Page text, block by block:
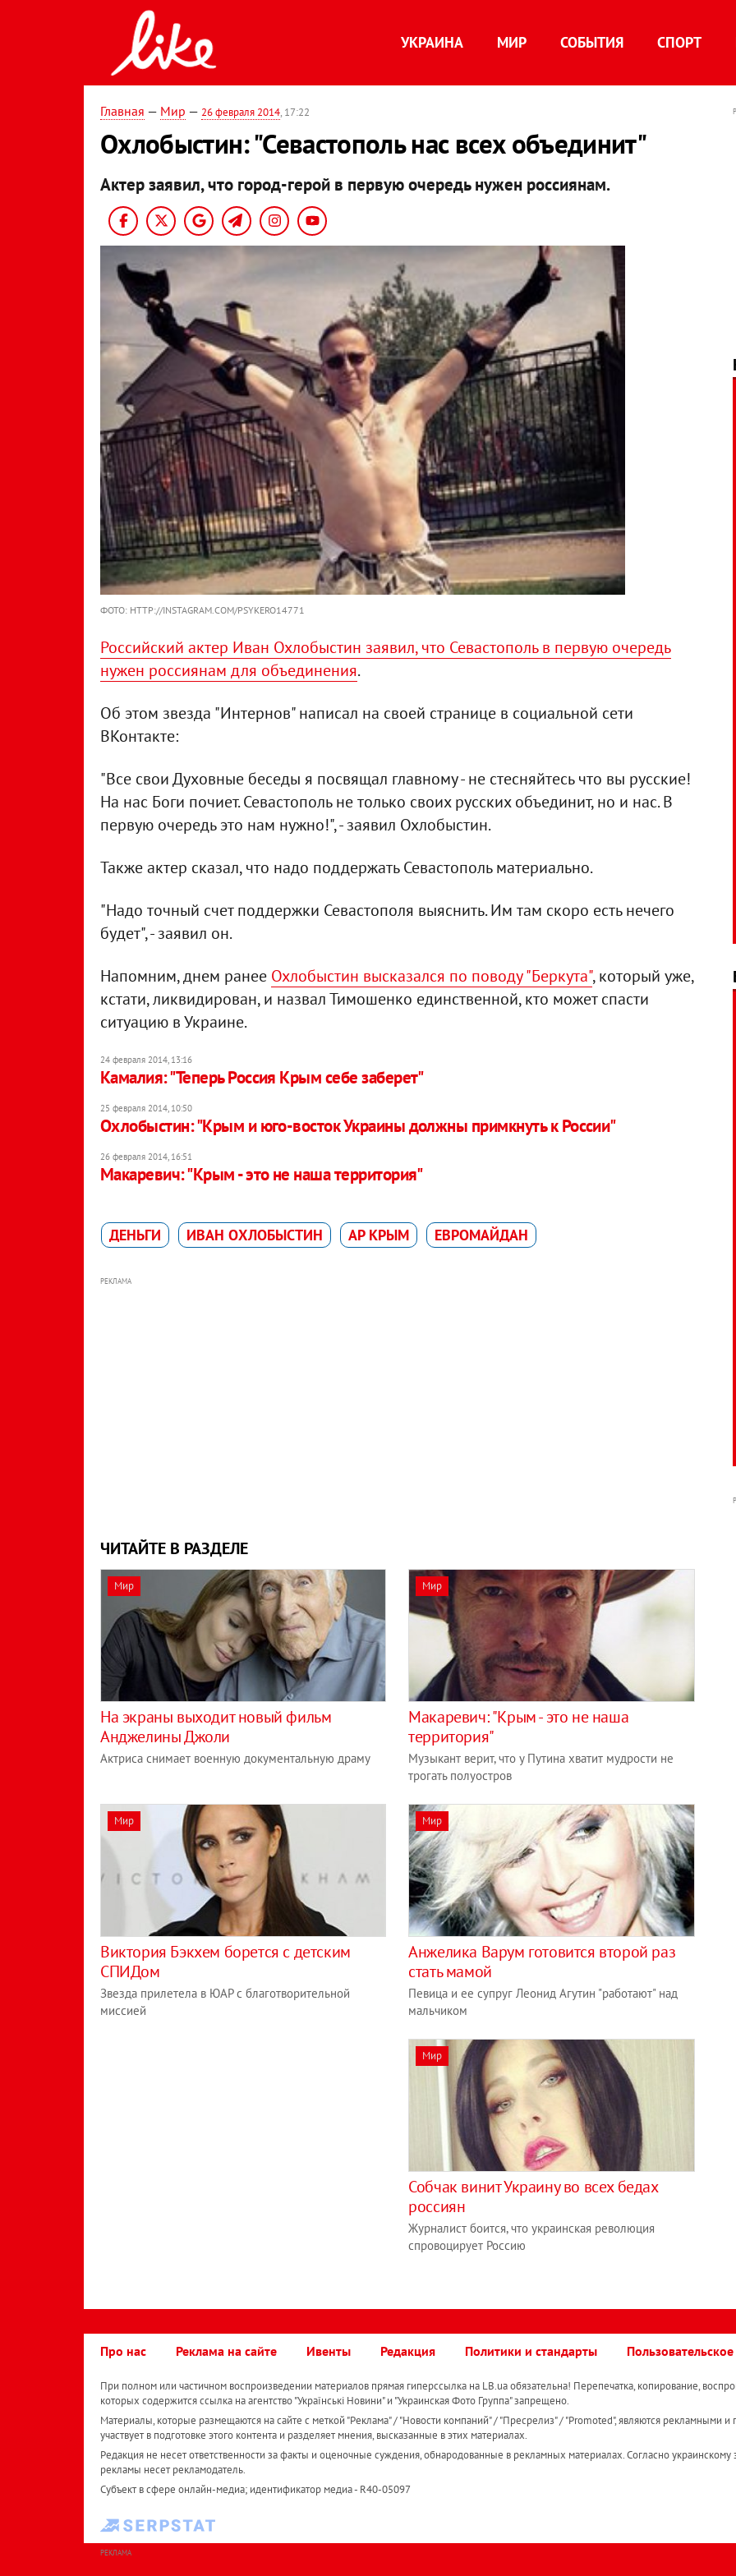
УКРАИНА МИР СОБЫТИЯ СПОРТ
Главная — Мир — 26 февраля 2014, 17:22
Охлобыстин: "Севастополь нас всех объединит"
Актер заявил, что город-герой в первую очередь нужен россиянам.
ФОТО: HTTP://INSTAGRAM.COM/PSYKERO14771
Российский актер Иван Охлобыстин заявил, что Севастополь в первую очередь
нужен россиянам для объединения.
Об этом звезда "Интернов" написал на своей странице в социальной сети
ВКонтакте:
"Все свои Духовные беседы я посвящал главному - не стесняйтесь что вы русские!
На нас Боги почиет. Севастополь не только своих русских объединит, но и нас. В
первую очередь это нам нужно!", - заявил Охлобыстин.
Также актер сказал, что надо поддержать Севастополь материально.
"Надо точный счет поддержки Севастополя выяснить. Им там скоро есть нечего
будет", - заявил он.
Напомним, днем ранее Охлобыстин высказался по поводу "Беркута", который уже,
кстати, ликвидирован, и назвал Тимошенко единственной, кто может спасти
ситуацию в Украине.
24 февраля 2014, 13:16
Камалия: "Теперь Россия Крым себе заберет"
25 февраля 2014, 10:50
Охлобыстин: "Крым и юго-восток Украины должны примкнуть к России"
26 февраля 2014, 16:51
Макаревич: "Крым - это не наша территория"
ДЕНЬГИ ИВАН ОХЛОБЫСТИН АР КРЫМ ЕВРОМАЙДАН
РЕКЛАМА
ЧИТАЙТЕ В РАЗДЕЛЕ
Мир
На экраны выходит новый фильм
Анджелины Джоли
Актриса снимает военную документальную драму
Мир
Макаревич: "Крым - это не наша
территория"
Музыкант верит, что у Путина хватит мудрости не
трогать полуостров
Мир
Виктория Бэкхем борется с детским
СПИДом
Звезда прилетела в ЮАР с благотворительной
миссией
Мир
Анжелика Варум готовится второй раз
стать мамой
Певица и ее супруг Леонид Агутин "работают" над
мальчиком
Мир
Собчак винит Украину во всех бедах
россиян
Журналист боится, что украинская революция
спровоцирует Россию
Про нас Реклама на сайте Ивенты Редакция Политики и стандарты
При полном или частичном воспроизведении материалов прямая гиперссылка на LB.ua обязательна! Перепечатка, копирование,
которых содержится ссылка на агентство "Українськi Новини" и "Украинская Фото Группа" запрещено.
Материалы, которые размещаются на сайте с меткой "Реклама" / "Новости компаний" / "Пресрелиз" / "Promoted", являются рекламными и
участвует в подготовке этого контента и разделяет мнения, высказанные в этих материалах.
Редакция не несет ответственности за факты и оценочные суждения, обнародованные в рекламных материалах. Согласно украинскому
рекламы несет рекламодатель.
Субъект в сфере онлайн-медиа; идентификатор медиа - R40-05097
РЕКЛАМА